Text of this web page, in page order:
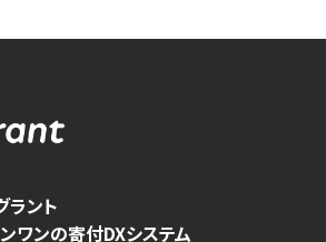
ラント
ワンの寄付DXシステム